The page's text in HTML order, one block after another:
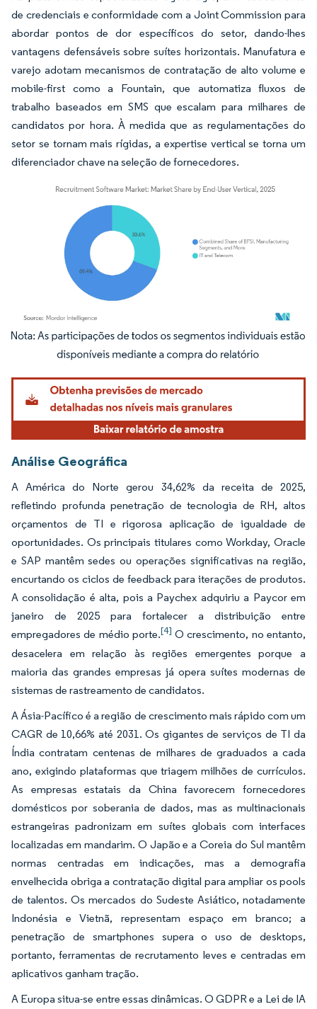
de credenciais e conformidade com a Joint Commission para
abordar pontos de dor específicos do setor, dando-lhes
vantagens defensáveis sobre suítes horizontais. Manufatura e
varejo adotam mecanismos de contratação de alto volume e
mobile-first como a Fountain, que automatiza fluxos de
trabalho baseados em SMS que escalam para milhares de
candidatos por hora. À medida que as regulamentações do
setor se tornam mais rígidas, a expertise vertical se torna um
diferenciador chave na seleção de fornecedores.
Imagem © Mordor Intelligence. O reuso requer atribuição conforme CC BY 4.0.
Análise Geográfica
A América do Norte gerou 34,62% da receita de 2025,
refletindo profunda penetração de tecnologia de RH, altos
orçamentos de TI e rigorosa aplicação de igualdade de
oportunidades. Os principais titulares como Workday, Oracle
e SAP mantêm sedes ou operações significativas na região,
encurtando os ciclos de feedback para iterações de produtos.
A consolidação é alta, pois a Paychex adquiriu a Paycor em
janeiro de 2025 para fortalecer a distribuição entre
empregadores de médio porte.[4] O crescimento, no entanto,
desacelera em relação às regiões emergentes porque a
maioria das grandes empresas já opera suítes modernas de
sistemas de rastreamento de candidatos.
A Ásia-Pacífico é a região de crescimento mais rápido com um
CAGR de 10,66% até 2031. Os gigantes de serviços de TI da
Índia contratam centenas de milhares de graduados a cada
ano, exigindo plataformas que triagem milhões de currículos.
As empresas estatais da China favorecem fornecedores
domésticos por soberania de dados, mas as multinacionais
estrangeiras padronizam em suítes globais com interfaces
localizadas em mandarim. O Japão e a Coreia do Sul mantêm
normas centradas em indicações, mas a demografia
envelhecida obriga a contratação digital para ampliar os pools
de talentos. Os mercados do Sudeste Asiático, notadamente
Indonésia e Vietnã, representam espaço em branco; a
penetração de smartphones supera o uso de desktops,
portanto, ferramentas de recrutamento leves e centradas em
aplicativos ganham tração.
A Europa situa-se entre essas dinâmicas. O GDPR e a Lei de IA